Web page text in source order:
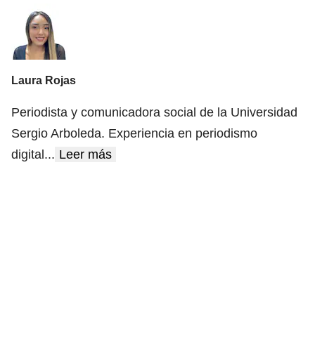
Laura Rojas
Periodista y comunicadora social de la Universidad
Sergio Arboleda. Experiencia en periodismo
digital ... Leer más